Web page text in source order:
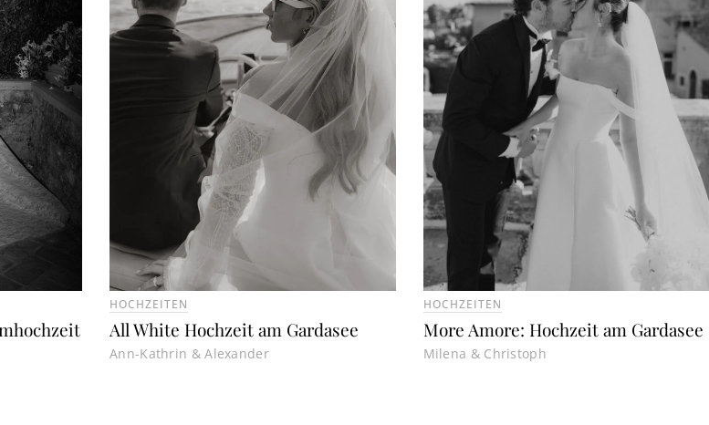
HOCHZEITEN
All White Hochzeit am Gardasee
Ann-Kathrin & Alexander
HOCHZEITEN
More Amore: Hochzeit am Gardasee
Milena & Christoph